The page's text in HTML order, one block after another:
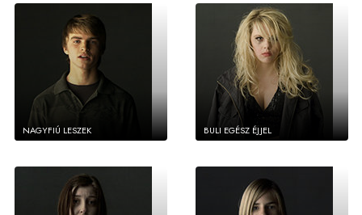
NAGYFIÚ LESZEK BULI EGÉSZ ÉJJEL